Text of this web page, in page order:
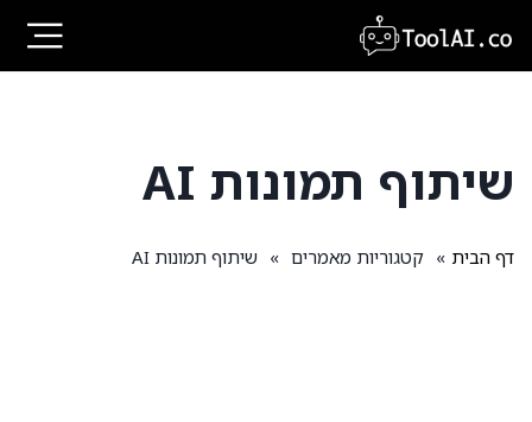
to
content
שיתוף תמונות AI
דף הבית » קטגוריות מאמרים » שיתוף תמונות AI